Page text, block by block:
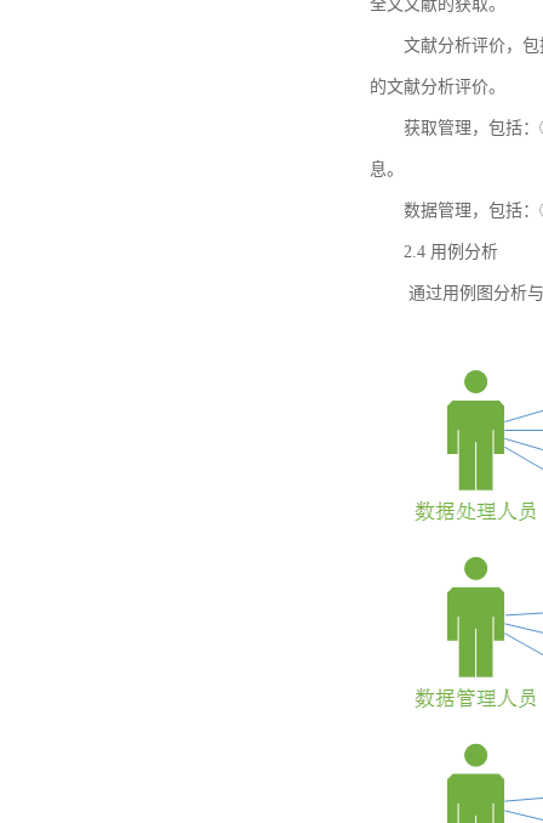
全文文献的获取。
文献分析评价，
的文献分析评价。
获取管理，包括
息。
数据管理，包括
2.4 用例分析
通过用例图分析